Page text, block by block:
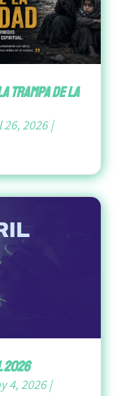
Trampa de la
26, 2026|
4, 2026|